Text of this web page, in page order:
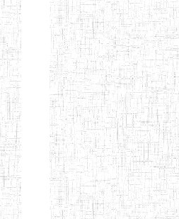
Etablissements
d'enseignement
secondaire
technique
et
professionnel